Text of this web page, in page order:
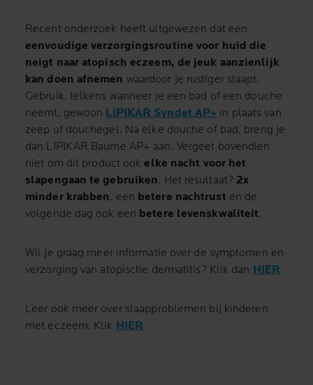
Recent onderzoek heeft uitgewezen dat een
eenvoudige verzorgingsroutine voor huid die
neigt naar atopisch eczeem, de jeuk aanzienlijk
kan doen afnemen waardoor je rustiger slaapt.
Gebruik, telkens wanneer je een bad of een douche
neemt, gewoon LIPIKAR Syndet AP+ in plaats van
zeep of douchegel. Na elke douche of bad, breng je
dan LIPIKAR Baume AP+ aan. Vergeet bovendien
niet om dit product ookelke nacht voor het
slapengaan te gebruiken. Het resultaat? 2x
minder krabben, een betere nachtrust en de
volgende dag ook een betere levenskwaliteit.
Wil je graag meer informatie over de symptomen en
verzorging van atopische dermatitis? Klik dan HIER
Leer ook meer over slaapproblemen bij kinderen
met eczeem. Klik HIER